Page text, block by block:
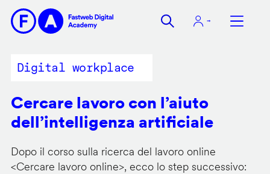
contenuto
Digital workplace
Cercare lavoro con l’aiuto
dell’intelligenza artificiale
Dopo il corso sulla ricerca del lavoro online
<Cercare lavoro online>, ecco lo step successivo: